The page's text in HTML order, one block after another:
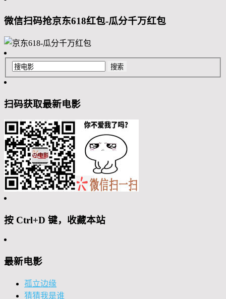
微信扫码抢京东618红包-瓜分千万红包
扫码获取最新电影
按 Ctrl+D 键，收藏本站
最新电影
孤立边缘
猜猜我是谁